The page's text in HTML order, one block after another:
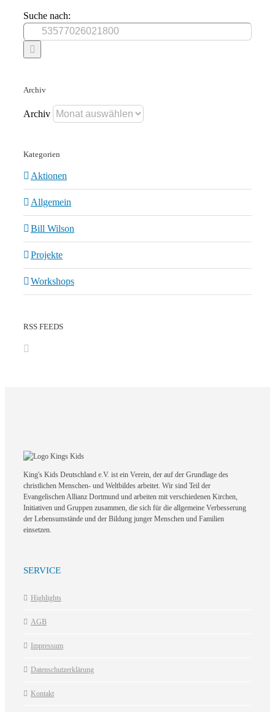
Suche nach:
Archiv
Archiv
Kategorien
Aktionen
Allgemein
Bill Wilson
Projekte
Workshops
RSS FEEDS
King's Kids Deutschland e.V. ist ein Verein, der auf der Grundlage des
christlichen Menschen- und Weltbildes arbeitet. Wir sind Teil der
Evangelischen Allianz Dortmund und arbeiten mit verschiedenen Kirchen,
Initiativen und Gruppen zusammen, die sich für die allgemeine Verbesserung
der Lebensumstände und der Bildung junger Menschen und Familien
einsetzen.
SERVICE
Highlights
AGB
Impressum
Datenschutzerklärung
Kontakt